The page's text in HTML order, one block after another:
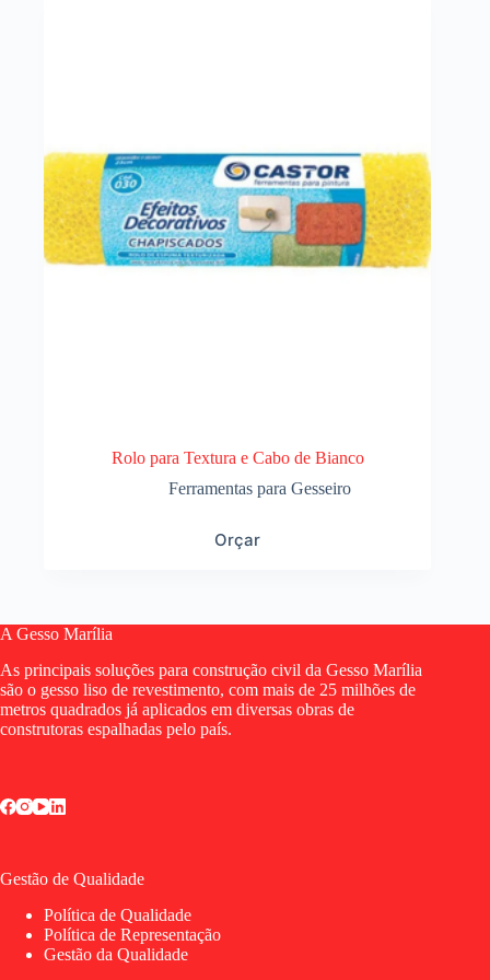
Rolo para Textura e Cabo de Bianco
Ferramentas para Gesseiro
Orçar
ser escolhidas na página do produto
A Gesso Marília
As principais soluções para construção civil da Gesso Marília
são o gesso liso de revestimento, com mais de 25 milhões de
metros quadrados já aplicados em diversas obras de
construtoras espalhadas pelo país.
Gestão de Qualidade
Política de Qualidade
Política de Representação
Gestão da Qualidade